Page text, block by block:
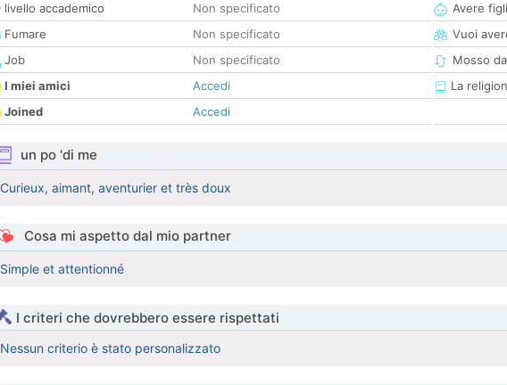
livello accademico
Non specificato
Fumare
Non specificato
Job
Non specificato
I miei amici
Accedi
Joined
Accedi
Avere figli
Vuoi
Mosso
La
un po 'di me
Curieux, aimant, aventurier et très doux
Cosa mi aspetto dal mio partner
Simple et attentionné
I criteri che dovrebbero essere rispettati
Nessun criterio è stato personalizzato